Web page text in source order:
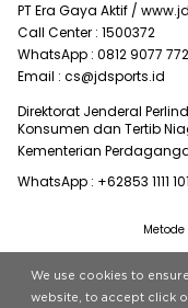
PT Era Gaya Aktif /
Call Center : 1500372
WhatsApp : 0812 9077
Email : cs@jdsports.id
Direktorat Jenderal
Konsumen dan Tertib
Kementerian
WhatsApp : +62853 1111
Copyright ©
We use cookies to
website, to accept click